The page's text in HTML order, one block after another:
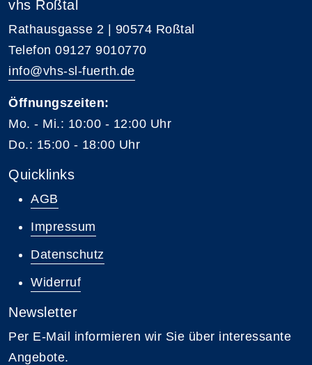
vhs Roßtal
Rathausgasse 2 | 90574 Roßtal
Telefon 09127 9010770
info@vhs-sl-fuerth.de
Öffnungszeiten:
Mo. - Mi.: 10:00 - 12:00 Uhr
Do.: 15:00 - 18:00 Uhr
Quicklinks
AGB
Impressum
Datenschutz
Widerruf
Newsletter
Per E-Mail informieren wir Sie über interessante
Angebote.